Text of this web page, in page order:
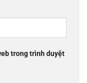
trong trình duyệt